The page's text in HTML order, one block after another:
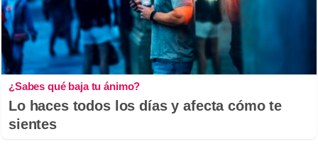
¿Sabes qué baja tu ánimo?
Lo haces todos los días y afecta cómo te
sientes